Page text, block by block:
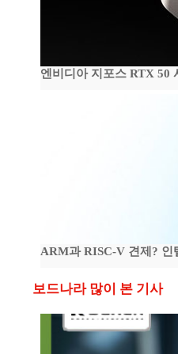
엔비디아 지포스 RTX 50
ARM과 RISC-V 견제? 인
보드나라 많이 본 기사